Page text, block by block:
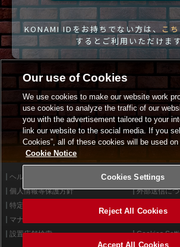
KONAMI IDをお持ちでない方は、 こ
するとご利用いただけま
ヘルプ
利用規約
個人情報等保護方針
外部送信に
特定商取引法に基づく表示
マナー＆ルール
設置店舗検索
Cookies
Our use of Cookies
We use cookies to make our website work
use cookies to analyze the traffic of our
you with the advertisement tailored to your
link our website to the social media. If you
Cookies”, all of these cookies will be used
Cookie Notice
Cookies Settings
Reject All Cookies
Accept All Cookies